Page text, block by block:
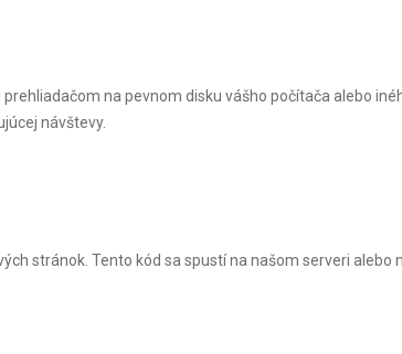
na pevnom disku vášho počítača alebo
návštevy.
stránok. Tento kód sa spustí na našom serveri alebo